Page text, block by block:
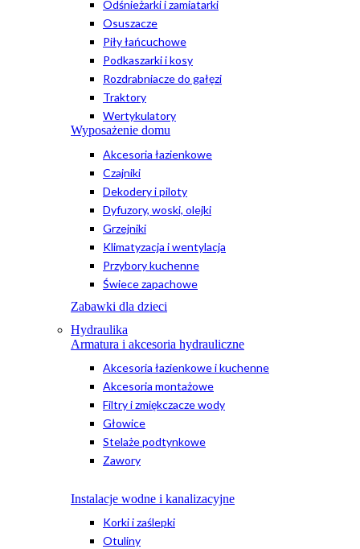
Odśnieżarki i zamiatarki
Osuszacze
Piły łańcuchowe
Podkaszarki i kosy
Rozdrabniacze do gałęzi
Traktory
Wertykulatory
Wyposażenie domu
Akcesoria łazienkowe
Czajniki
Dekodery i piloty
Dyfuzory, woski, olejki
Grzejniki
Klimatyzacja i wentylacja
Przybory kuchenne
Świece zapachowe
Zabawki dla dzieci
Hydraulika
Armatura i akcesoria hydrauliczne
Akcesoria łazienkowe i kuchenne
Akcesoria montażowe
Filtry i zmiękczacze wody
Głowice
Stelaże podtynkowe
Zawory
Instalacje wodne i kanalizacyjne
Korki i zaślepki
Otuliny